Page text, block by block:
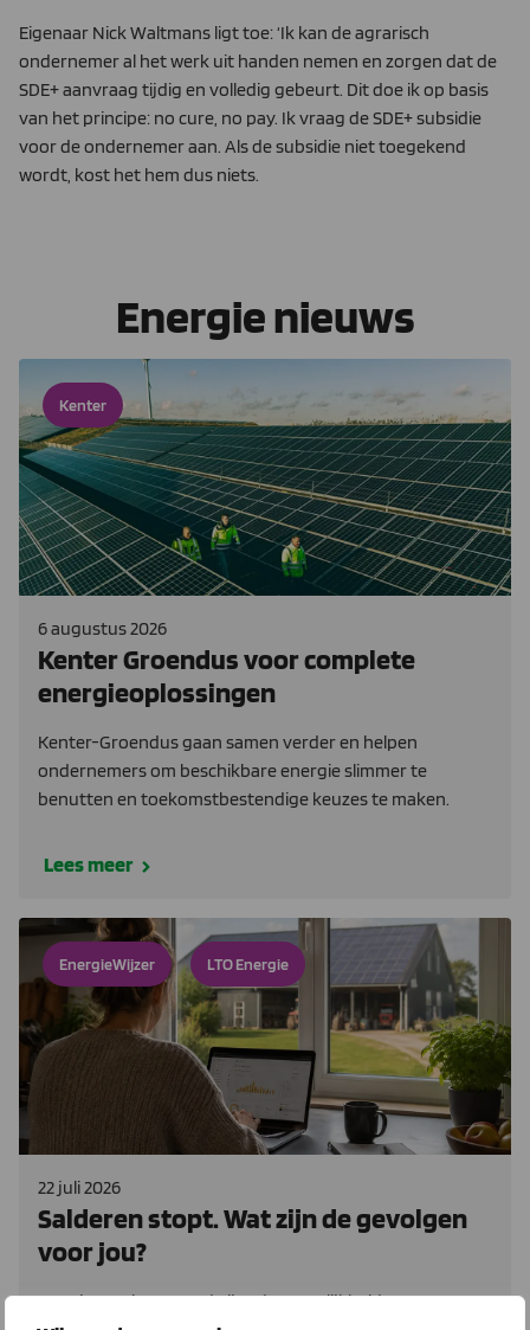
Eigenaar Nick Waltmans ligt toe: ‘Ik kan de agrarisch
ondernemer al het werk uit handen nemen en zorgen dat de
SDE+ aanvraag tijdig en volledig gebeurt. Dit doe ik op basis
van het principe: no cure, no pay. Ik vraag de SDE+ subsidie
voor de ondernemer aan. Als de subsidie niet toegekend
wordt, kost het hem dus niets.
Energie nieuws
Kenter
6 augustus 2026
Kenter Groendus voor complete
energieoplossingen
Kenter-Groendus gaan samen verder en helpen
ondernemers om beschikbare energie slimmer te
benutten en toekomstbestendige keuzes te maken.
Lees meer
EnergieWijzer LTO Energie
22 juli 2026
Salderen stopt. Wat zijn de gevolgen
voor jou?
Per 1 januari 2027 verdwijnt de mogelijkheid om te